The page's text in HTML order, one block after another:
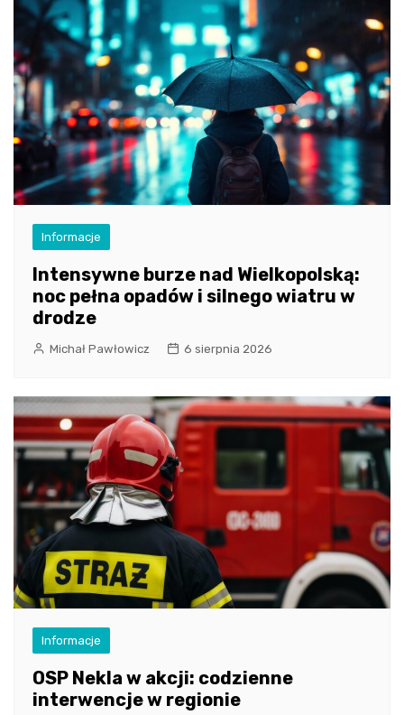
Informacje
Intensywne burze nad Wielkopolską:
noc pełna opadów i silnego wiatru w
drodze
Michał Pawłowicz 6 sierpnia 2026
Informacje
OSP Nekla w akcji: codzienne
interwencje w regionie